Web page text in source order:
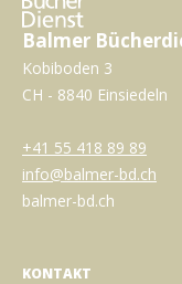
Balmer
Kobiboden 3
CH - 8840 Einsiedeln
+41 55 418 89 89
info@balmer-bd.ch
balmer-bd.ch
KONTAKT